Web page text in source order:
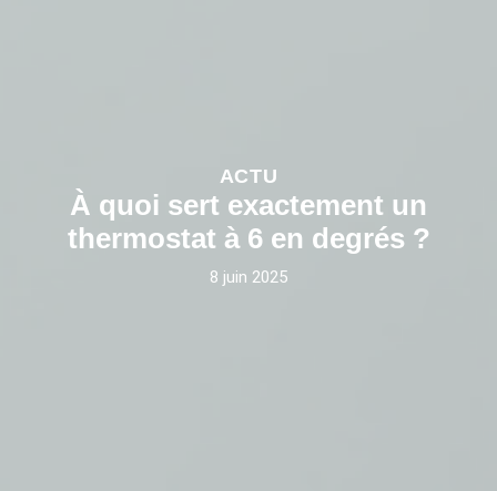
ACTU
À quoi sert exactement un
thermostat à 6 en degrés ?
8 juin 2025